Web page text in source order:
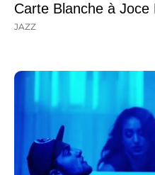
Carte Blanche à Joce
JAZZ